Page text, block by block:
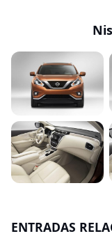
ENTRADAS